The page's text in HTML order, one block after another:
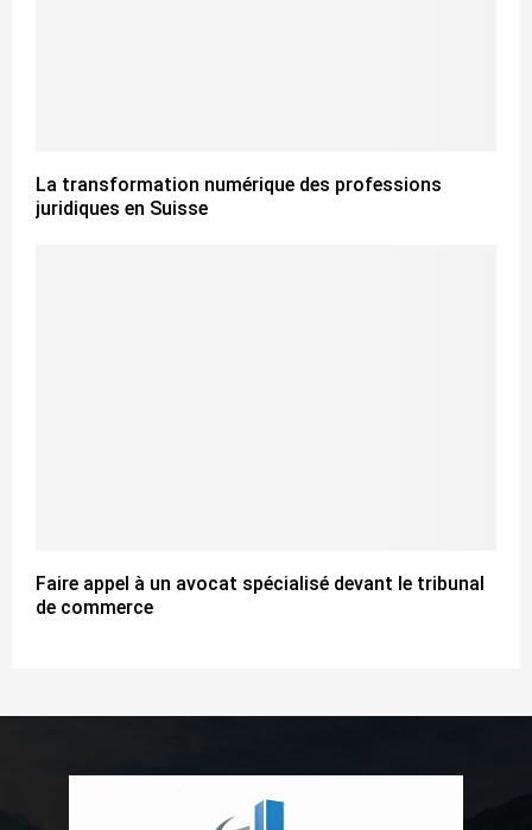
La transformation numérique des professions
juridiques en Suisse
Faire appel à un avocat spécialisé devant le tribunal
de commerce